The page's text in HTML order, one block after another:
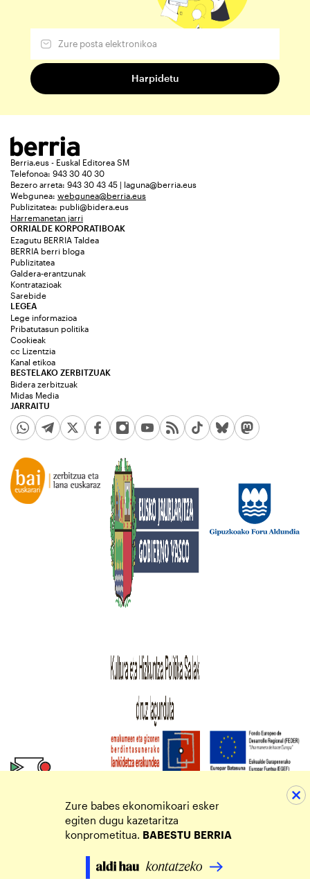
Berria.eus - Euskal Editorea SM
Telefonoa: 943 30 40 30
Bezero arreta: 943 30 43 45 | laguna@berria.eus
Webgunea: webgunea@berria.eus
Publizitatea: publi@bidera.eus
Harremanetan jarri
ORRIALDE KORPORATIBOAK
Ezagutu BERRIA Taldea
BERRIA berri bloga
Publizitatea
Galdera-erantzunak
Kontratazioak
Sarebide
JARRAITU
LEGEA
Lege informazioa
Pribatutasun politika
Cookieak
cc Lizentzia
Kanal etikoa
BESTELAKO ZERBITZUAK
Bidera zerbitzuak
Midas Media
Zure babes ekonomikoari esker
egiten dugu kazetaritza
konprometitua. BABESTU BERRIA